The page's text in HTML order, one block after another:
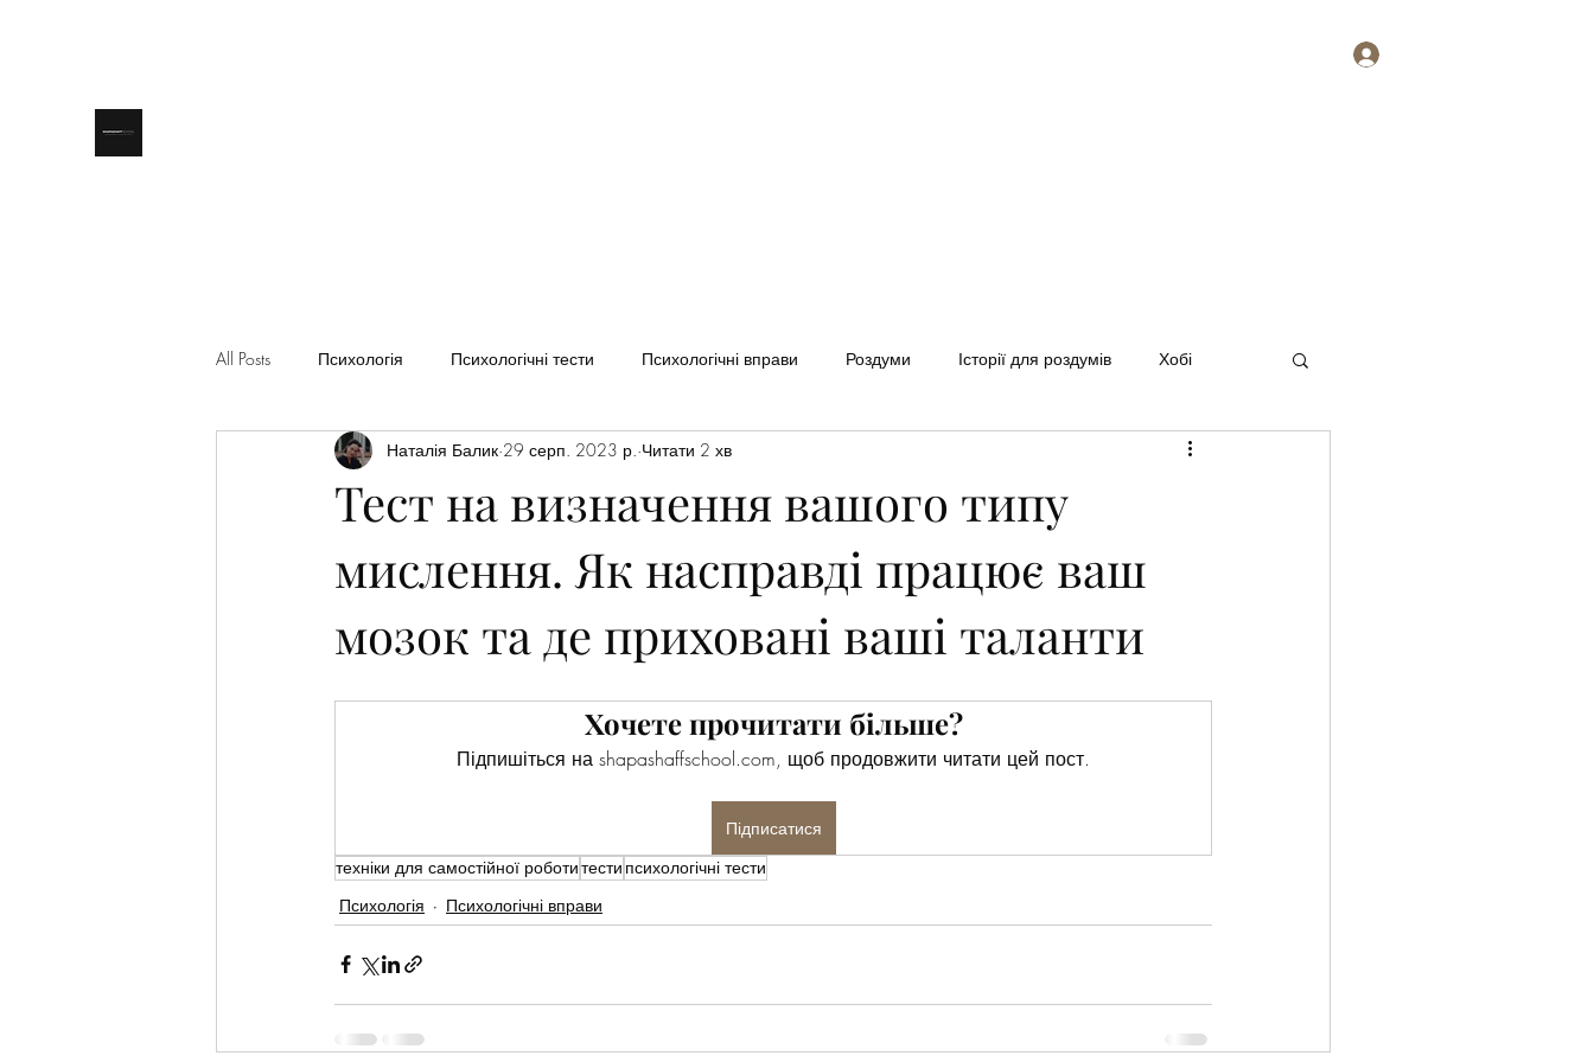
All Posts Психологія Психологічні тести Психологічні вправи Роздуми Історії для роздумів Хобі
Астрологія
Тест на визначення вашого типу
мислення. Як насправді працює ваш
мозок та де приховані ваші таланти
Наталія Балик 29 серп. 2023 р. Читати 2 хв
Хочете прочитати більше?
Підпишіться на shapashaffschool.com, щоб продовжити читати цей пост.
Підписатися
техніки для самостійної роботитести психологічні тести
Психологія Психологічні вправи